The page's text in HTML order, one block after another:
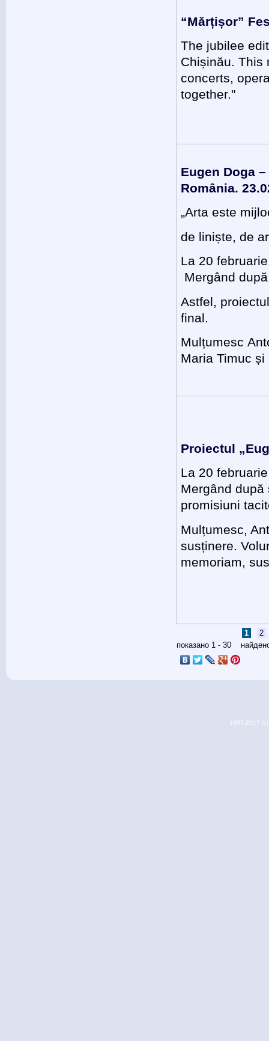
“Mărțișor”
The jubilee
Chișinău. This
concerts,
together."
Eugen Doga
România.
„Arta este
de liniște, de
La 20
Mergând
Astfel,
final.
Mulțumesc
Maria Timuc
Proiectul
La 20
Mergând după
promisiuni
Mulțumesc,
susținere.
memoriam,
1
2
показано 1 - 30
1997-2017